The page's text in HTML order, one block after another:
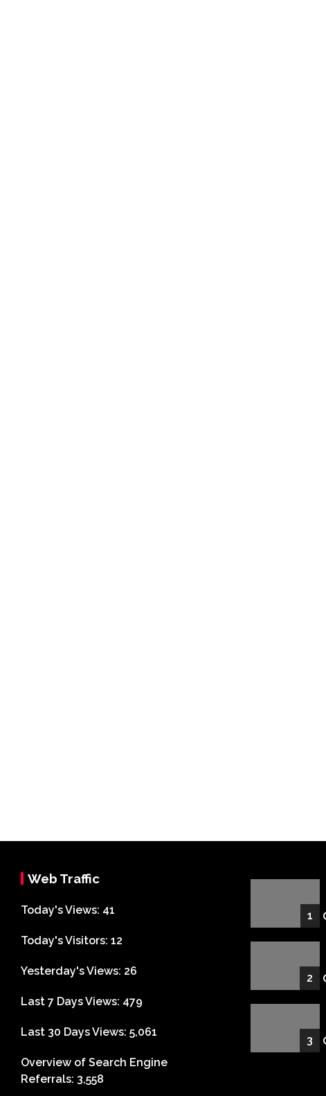
Web Traffic
Today's Views: 41
Today's Visitors: 12
Yesterday's Views: 26
Last 7 Days Views: 479
Last 30 Days Views: 5,061
Overview of Search Engine
Referrals: 3,558
1
2
3